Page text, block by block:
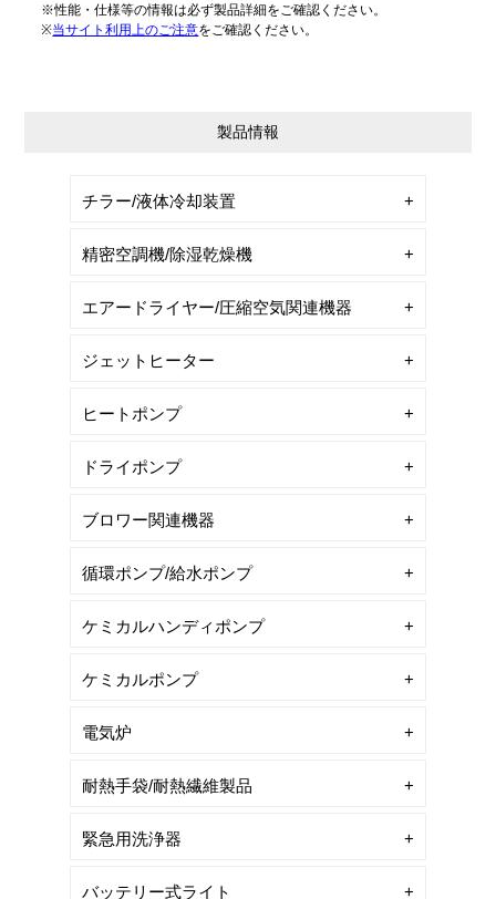
※性能・仕様等の情報は必ず製品詳細をご確認ください。
※当サイト利用上のご注意をご確認ください。
製品情報
チラー/液体冷却装置
精密空調機/除湿乾燥機
エアードライヤー/圧縮空気関連機器
ジェットヒーター
ヒートポンプ
ドライポンプ
ブロワー関連機器
循環ポンプ/給水ポンプ
ケミカルハンディポンプ
ケミカルポンプ
電気炉
耐熱手袋/耐熱繊維製品
緊急用洗浄器
バッテリー式ライト